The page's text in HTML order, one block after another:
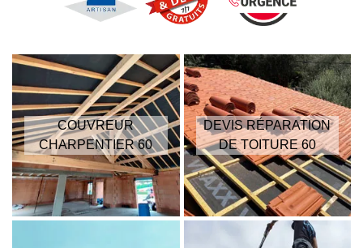
COUVREUR
CHARPENTIER 60
DEVIS RÉPARATION
DE TOITURE 60